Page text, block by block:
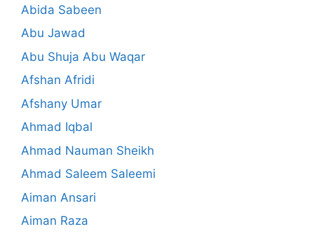
Abida Sabeen
Abu Jawad
Abu Shuja Abu Waqar
Afshan Afridi
Afshany Umar
Ahmad Iqbal
Ahmad Nauman Sheikh
Ahmad Saleem Saleemi
Aiman Ansari
Aiman Raza